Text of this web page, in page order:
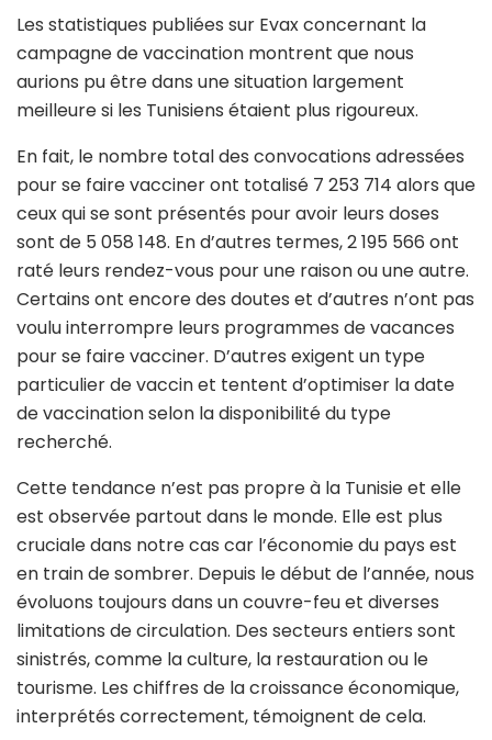
Les statistiques publiées sur Evax concernant la
campagne de vaccination montrent que nous
aurions pu être dans une situation largement
meilleure si les Tunisiens étaient plus rigoureux.
En fait, le nombre total des convocations adressées
pour se faire vacciner ont totalisé 7 253 714 alors que
ceux qui se sont présentés pour avoir leurs doses
sont de 5 058 148. En d’autres termes, 2 195 566 ont
raté leurs rendez-vous pour une raison ou une autre.
Certains ont encore des doutes et d’autres n’ont pas
voulu interrompre leurs programmes de vacances
pour se faire vacciner. D’autres exigent un type
particulier de vaccin et tentent d’optimiser la date
de vaccination selon la disponibilité du type
recherché.
Cette tendance n’est pas propre à la Tunisie et elle
est observée partout dans le monde. Elle est plus
cruciale dans notre cas car l’économie du pays est
en train de sombrer. Depuis le début de l’année, nous
évoluons toujours dans un couvre-feu et diverses
limitations de circulation. Des secteurs entiers sont
sinistrés, comme la culture, la restauration ou le
tourisme. Les chiffres de la croissance économique,
interprétés correctement, témoignent de cela.